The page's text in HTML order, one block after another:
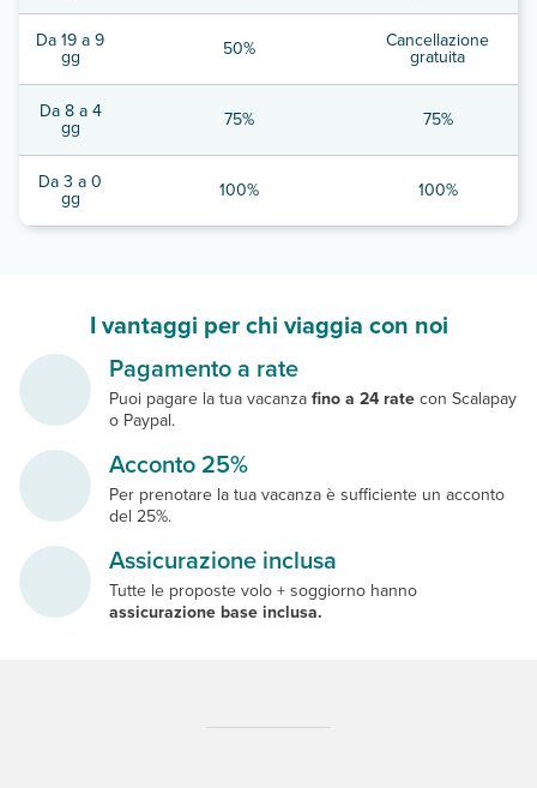
Da 19 a 9
gg 50% Cancellazione
gratuita
Da 8 a 4
gg 75% 75%
Da 3 a 0
gg 100% 100%
I vantaggi per chi viaggia con noi
Pagamento a rate
Puoi pagare la tua vacanzafino a 24 ratecon Scalapay
o Paypal.
Acconto 25%
Per prenotare la tua vacanza è sufficiente un acconto
del 25%.
Assicurazione inclusa
Tutte le proposte volo + soggiorno hanno
assicurazione base inclusa.